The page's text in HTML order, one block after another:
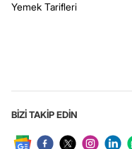
Yemek Tarifleri
BİZİ TAKİP EDİN